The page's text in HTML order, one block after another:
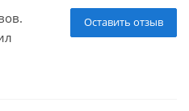
Оставить отзыв